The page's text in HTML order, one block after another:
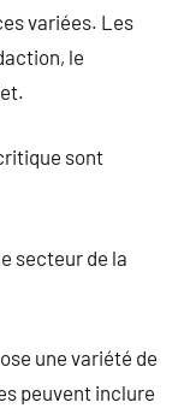
variées. Les
le
sont
secteur de la
une variété de
peuvent inclure